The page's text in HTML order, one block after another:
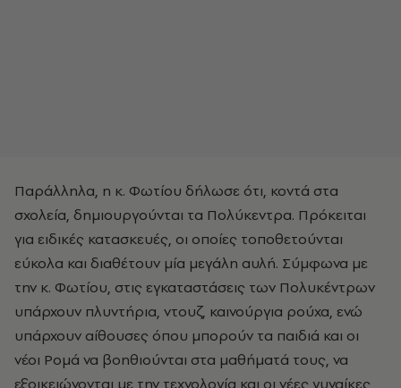
Παράλληλα, η κ. Φωτίου δήλωσε ότι, κοντά στα
σχολεία, δημιουργούνται τα Πολύκεντρα. Πρόκειται
για ειδικές κατασκευές, οι οποίες τοποθετούνται
εύκολα και διαθέτουν μία μεγάλη αυλή. Σύμφωνα με
την κ. Φωτίου, στις εγκαταστάσεις των Πολυκέντρων
υπάρχουν πλυντήρια, ντουζ, καινούργια ρούχα, ενώ
υπάρχουν αίθουσες όπου μπορούν τα παιδιά και οι
νέοι Ρομά να βοηθιούνται στα μαθήματά τους, να
εξοικειώνονται με την τεχνολογία και οι νέες γυναίκες